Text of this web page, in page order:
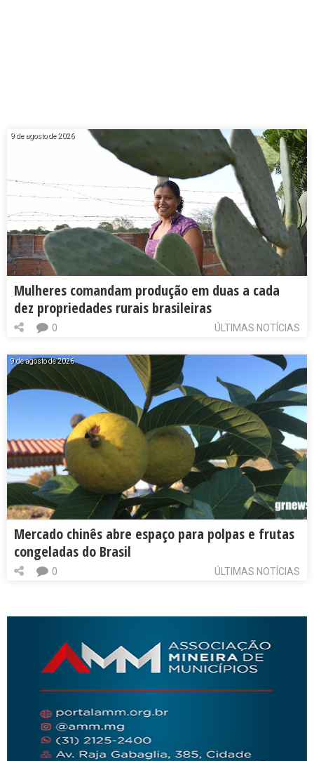
9 de agosto de 2026
Mulheres comandam produção em duas a cada
dez propriedades rurais brasileiras
ÚLTIMAS NOTÍCIAS
0
9 de agosto de 2026
Mercado chinês abre espaço para polpas e frutas
congeladas do Brasil
ÚLTIMAS NOTÍCIAS
0